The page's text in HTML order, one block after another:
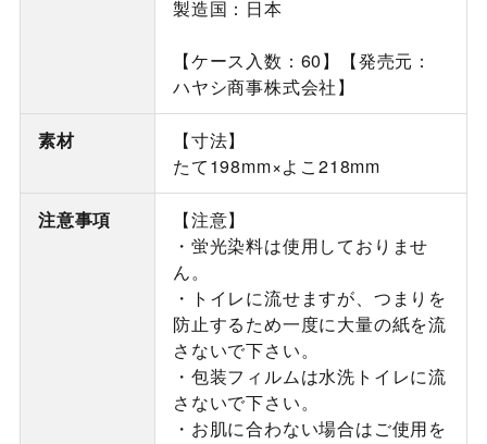
製造国：日本
【ケース入数：60】【発売元：
ハヤシ商事株式会社】
素材
【寸法】
たて198mm×よこ218mm
注意事項
【注意】
・蛍光染料は使用しておりませ
ん。
・トイレに流せますが、つまりを
防止するため一度に大量の紙を流
さないで下さい。
・包装フィルムは水洗トイレに流
さないで下さい。
・お肌に合わない場合はご使用を